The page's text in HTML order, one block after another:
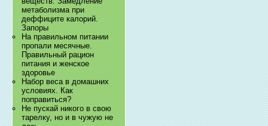
метаболизма при
деффиците калорий.
Запоры
На правильном питании
пропали месячные.
Правильный рацион
питания и женское
здоровье
Набор веса в домашних
условиях. Как
поправиться?
Не пускай никого в свою
тарелку, но и в чужую не